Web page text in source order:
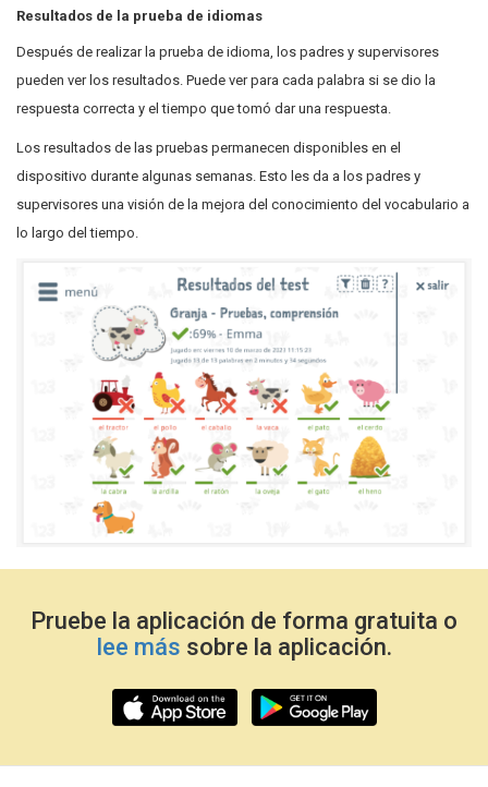
Resultados de la prueba de idiomas
Después de realizar la prueba de idioma, los padres y supervisores
pueden ver los resultados. Puede ver para cada palabra si se dio la
respuesta correcta y el tiempo que tomó dar una respuesta.
Los resultados de las pruebas permanecen disponibles en el
dispositivo durante algunas semanas. Esto les da a los padres y
supervisores una visión de la mejora del conocimiento del vocabulario a
lo largo del tiempo.
Pruebe la aplicación de forma gratuita o
lee más sobre la aplicación.